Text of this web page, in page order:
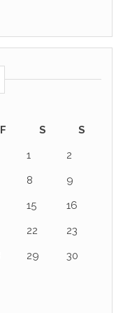
F S
S
1
2
8
9
15
16
22
23
29
30